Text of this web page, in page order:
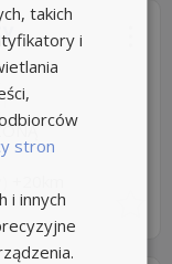
takich
i
stron
i innych